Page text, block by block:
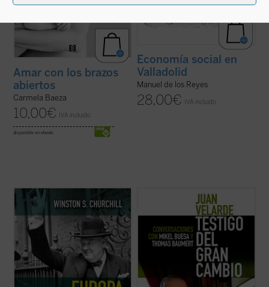
Amar con los brazos
abiertos
Carmela Baeza
10,00€ IVA incluido
disponible en ebook:
Economía social en
Valladolid
Manuel de los Reyes
28,00€ IVA incluido
Este libro recoge dieciocho discursos
sobre Europa pronunciados por Churchill
una prosa pulcra y brillante, en los que se
pueden observar las principales
cuestiones e interrogantes que el
carismático ... (ver ficha)
Este libro recoge los recuerdos y
memorias del profesor Juan Velarde a
través de una serie de conversaciones con
los profesores Mikel Buesa y Thomas
Baumert, en las que, de forma rigurosa
pero distendida, se repasan los principales
episodios de ... (ver ficha)